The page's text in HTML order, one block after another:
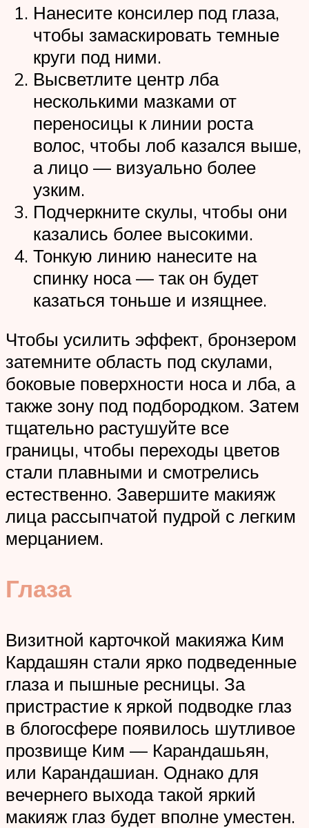
Нанесите консилер под глаза,
чтобы замаскировать темные
круги под ними.
Высветлите центр лба
несколькими мазками от
переносицы к линии роста
волос, чтобы лоб казался выше,
а лицо — визуально более
узким.
Подчеркните скулы, чтобы они
казались более высокими.
Тонкую линию нанесите на
спинку носа — так он будет
казаться тоньше и изящнее.
Чтобы усилить эффект, бронзером
затемните область под скулами,
боковые поверхности носа и лба, а
также зону под подбородком. Затем
тщательно растушуйте все
границы, чтобы переходы цветов
стали плавными и смотрелись
естественно. Завершите макияж
лица рассыпчатой пудрой с легким
мерцанием.
Глаза
Визитной карточкой макияжа Ким
Кардашян стали ярко подведенные
глаза и пышные ресницы. За
пристрастие к яркой подводке глаз
в блогосфере появилось шутливое
прозвище Ким — Карандашьян,
или Карандашиан. Однако для
вечернего выхода такой яркий
макияж глаз будет вполне уместен.